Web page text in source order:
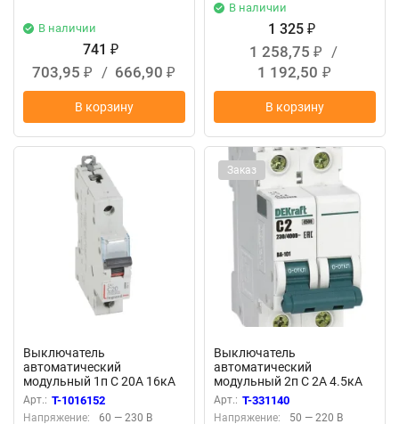
В наличии
741 ₽
703,95 ₽ / 666,90 ₽
В корзину
В наличии
1 325 ₽
1 258,75 ₽
/
1 192,50 ₽
В корзину
Выключатель
автоматический
модульный 1п C 20А 16кА
DX3 10000 1мод. 230/400В
Leg 409115
Арт.: T-1016152
Напряжение: 60 — 230 В
Заказ
Выключатель
автоматический
модульный 2п C 2А 4.5кА
ВА-101 DEKraft 11062DEK
Арт.: T-331140
Напряжение: 50 — 220 В